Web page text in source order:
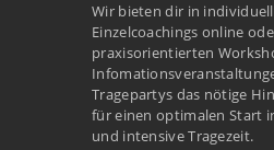
Wir bieten dir in
Einzelcoachings online
praxisorientierten
Tragepartys das nötige
für einen optimalen Start
und intensive Tragezeit.